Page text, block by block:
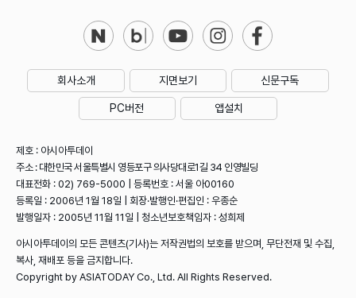
회사소개 지면보기 신문구독
PC버전 앱설치
제호 : 아시아투데이
주소 : 대한민국 서울특별시 영등포구 의사당대로1길 34 인영빌딩
대표전화 : 02) 769-5000 | 등록번호 : 서울 아00160
등록일 : 2006년 1월 18일 | 회장·발행인·편집인 : 우종순
발행일자 : 2005년 11월 11일 | 청소년보호책임자 : 성희제
아시아투데이의 모든 콘텐츠(기사)는 저작권법의 보호를 받으며, 무단전재 및 수집,
복사, 재배포 등을 금지합니다.
Copyright by ASIATODAY Co., Ltd. All Rights Reserved.